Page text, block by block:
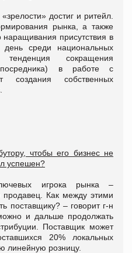
достиг и ритейл.
рынка, а также
наращивания присутствия в
среди национальных
сокращения
в работе с
создания собственных
чтобы его бизнес не
успешен?
игрока рынка –
продавец. Как между этими
поставщику? – говорит г-н
и дальше продолжать
Поставщик может
20% локальных
линейную розницу.